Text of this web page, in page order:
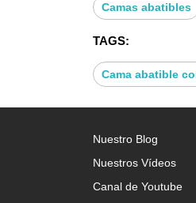
Camas abatibles
TAGS:
Cama abatible
Nuestro Blog
Nuestros Vídeos
Canal de Youtube